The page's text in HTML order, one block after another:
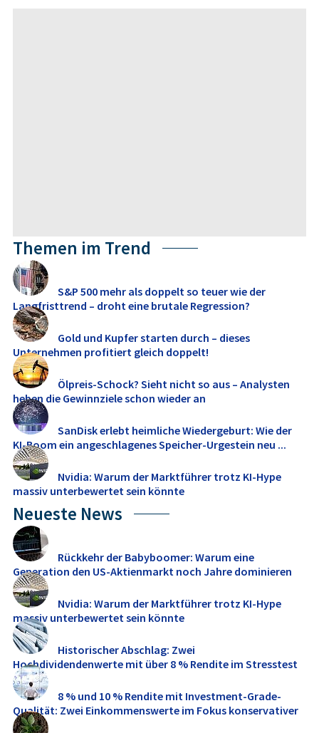
Themen im Trend
S&P 500 mehr als doppelt so teuer wie der
Langfristtrend – droht eine brutale Regression?
Gold und Kupfer starten durch – dieses
Unternehmen profitiert gleich doppelt!
Ölpreis-Schock? Sieht nicht so aus – Analysten
heben die Gewinnziele schon wieder an
SanDisk erlebt heimliche Wiedergeburt: Wie der
KI-Boom ein angeschlagenes Speicher-Urgestein neu ...
Nvidia: Warum der Marktführer trotz KI-Hype
massiv unterbewertet sein könnte
Neueste News
Rückkehr der Babyboomer: Warum eine
Generation den US-Aktienmarkt noch Jahre dominieren
dürfte
Nvidia: Warum der Marktführer trotz KI-Hype
massiv unterbewertet sein könnte
Historischer Abschlag: Zwei
Hochdividendenwerte mit über 8 % Rendite im Stresstest
8 % und 10 % Rendite mit Investment-Grade-
Qualität: Zwei Einkommenswerte im Fokus konservativer
...